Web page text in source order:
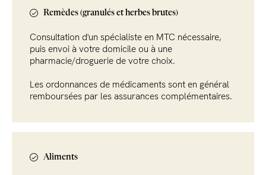
Remèdes (granulés et herbes brutes)
Consultation d'un spécialiste en MTC nécessaire,
puis envoi à votre domicile ou à une
pharmacie/droguerie de votre choix.
Les ordonnances de médicaments sont en général
remboursées par les assurances complémentaires.
Aliments